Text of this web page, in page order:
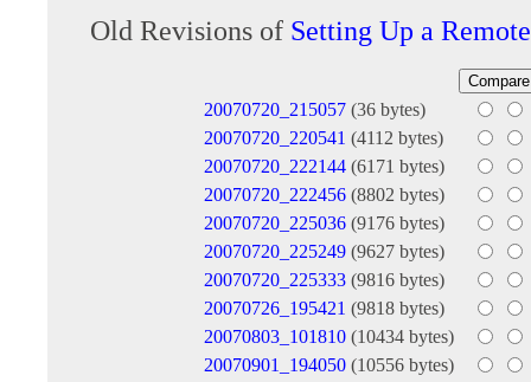
Old Revisions of Setting Up a
20070720_215057(36 bytes)
20070720_220541 (4112 bytes)
20070720_222144(6171 bytes)
20070720_222456(8802 bytes)
20070720_225036(9176 bytes)
20070720_225249(9627 bytes)
20070720_225333(9816 bytes)
20070726_195421 (9818 bytes)
20070803_101810(10434 bytes)
20070901_194050(10556 bytes)